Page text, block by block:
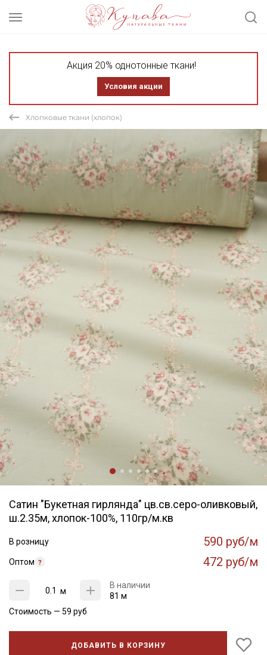
Акция 20% однотонные ткани!
Условия акции
Хлопковые ткани (хлопок)
Сатин "Букетная гирлянда" цв.св.серо-оливковый,
ш.2.35м, хлопок-100%, 110гр/м.кв
В розницу 590 руб/м
Оптом 472 руб/м
м
В наличии
81 м
Стоимость — 59 руб
ДОБАВИТЬ В КОРЗИНУ